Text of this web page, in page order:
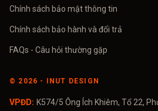
Chính sách bảo mật thông tin
Chính sách bảo hành và đổi trả
FAQs - Câu hỏi thường gặp
© 2026 - INUT DESIGN
VPĐD: K574/5 Ông Ích Khiêm, Tổ 22,